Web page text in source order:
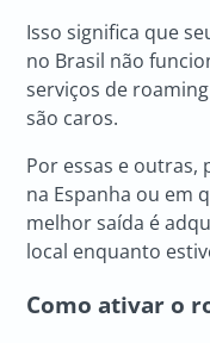
Isso significa que
no Brasil não
serviços de
são caros.
Por essas e outras,
na Espanha ou em
melhor saída é
local enquanto
Como ativar o